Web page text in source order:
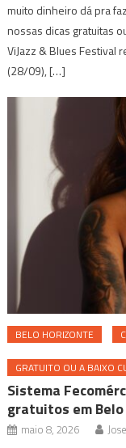
muito dinheiro dá pra
nossas dicas gratuitas
ViJazz & Blues
(28/09), […]
BELO HORIZONTE
GRATUITO OU A BAIXO
Sistema
gratuitos em
maio 8, 2026